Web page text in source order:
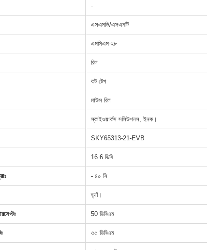
-
এসএমডি/এসএমটি
এমসিএম-২৮
রিল
কট টেপ
মাউস রিল
স্কাইওয়ার্কস সলিউশনস, ইনক।
SKY65313-21-EVB
16.6 ডিবি
- ৪০ সি
হ্যাঁ।
50 ডিবিএম
৩৫ ডিবিএম